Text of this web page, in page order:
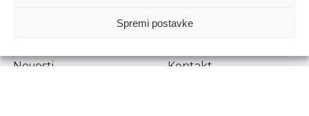
Spremi postavke
Prenošenje sadržaja dopušteno je uz navođenje izvora.
Novosti
Kontakt